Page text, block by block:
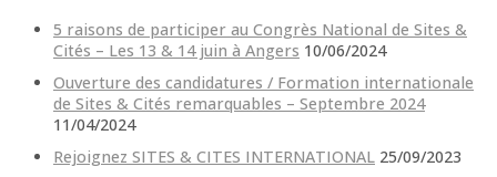
5 raisons de participer au Congrès National de Sites &
Cités – Les 13 & 14 juin à Angers 10/06/2024
Ouverture des candidatures / Formation internationale
de Sites & Cités remarquables – Septembre 2024
11/04/2024
Rejoignez SITES & CITES INTERNATIONAL 25/09/2023